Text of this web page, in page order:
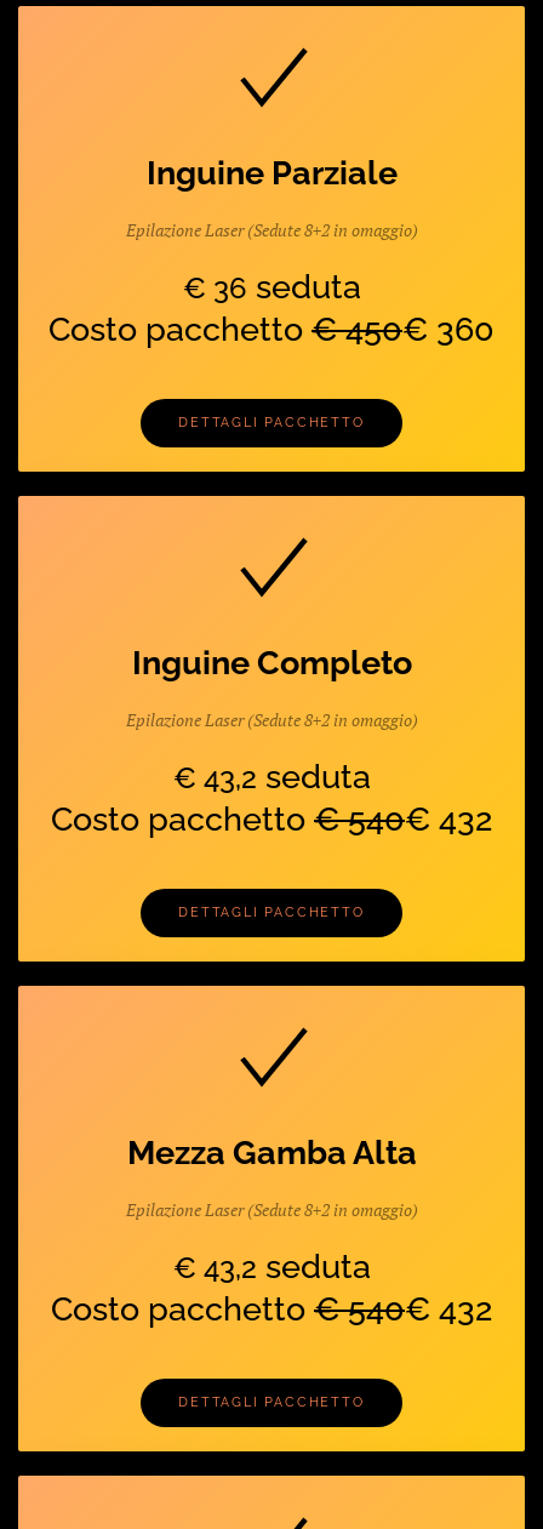
Inguine Parziale
Epilazione Laser (Sedute 8+2 in omaggio)
€ 36 seduta
Costo pacchetto € 450€ 360
DETTAGLI PACCHETTO
Inguine Completo
Epilazione Laser (Sedute 8+2 in omaggio)
€ 43,2 seduta
Costo pacchetto € 540€ 432
DETTAGLI PACCHETTO
Mezza Gamba Alta
Epilazione Laser (Sedute 8+2 in omaggio)
€ 43,2 seduta
Costo pacchetto € 540€ 432
DETTAGLI PACCHETTO